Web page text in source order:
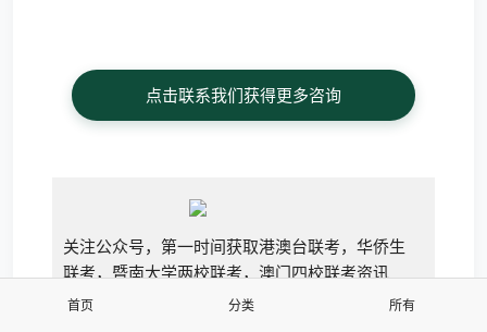
点击联系我们获得更多咨询
关注公众号，第一时间获取港澳台联考，华侨生
联考，暨南大学两校联考，澳门四校联考资讯
每日持续更新报道港澳台联考资讯,是最及时权威
首页 分类 所有